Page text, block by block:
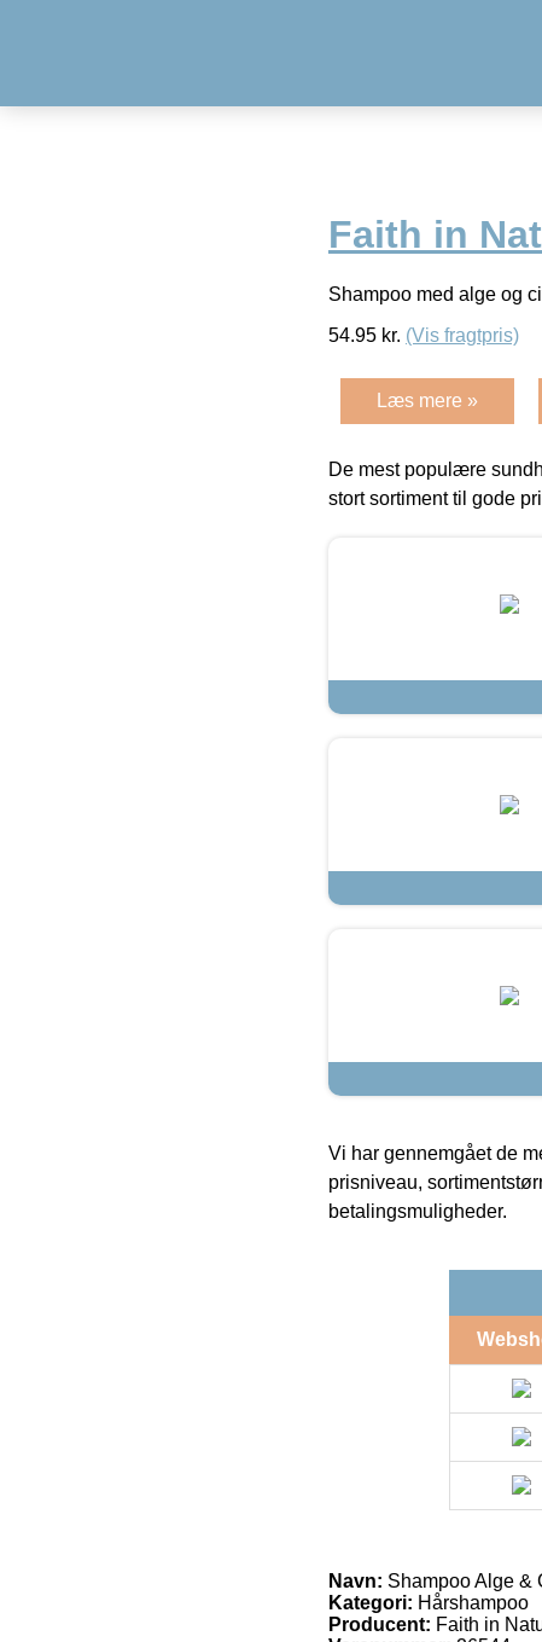
Faith in
Shampoo med alge og
54.95 kr. (Vis fragtpris)
Læs mere »
De mest populære
stort sortiment til gode
Vi har gennemgået de
prisniveau,
betalingsmuligheder.
Navn: Shampoo Alge &
Kategori: Hårshampoo
Producent: Faith in